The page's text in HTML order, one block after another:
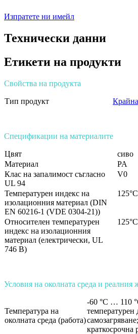
Изпратете ни имейл
Технически данни
Етикети на продукти
Свойства на продукта
Тип продукт
Спецификации на материалите
Цвят
сиво
Материал
PA
Клас на запалимост съгласно
UL 94
V0
Температурен индекс на
изолационния материал (DIN
EN 60216-1 (VDE 0304-21))
125°C
Относителен температурен
индекс на изолационния
материал (електрически, UL
746 B)
125°C
Условия на околната среда и реалния
Температура на
околната среда (работа)
-60 °C … 110
температурен
краткосрочна